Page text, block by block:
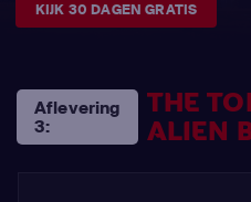
KIJK 30 DAGEN GRATIS
Aflevering
3:
THE
ALIEN